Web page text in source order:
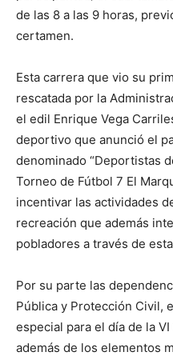
de las 8 a las 9 horas,
certamen.
Esta carrera que vio su
rescatada por la
el edil Enrique Vega
deportivo que anunció el
denominado “Deportistas
Torneo de Fútbol 7 El
incentivar las actividades
recreación que además
pobladores a través de
Por su parte las
Pública y Protección Civil,
especial para el día de la
además de los elementos